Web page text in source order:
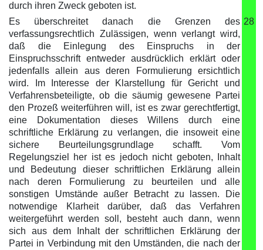
durch ihren Zweck geboten ist.
Es überschreitet danach die Grenzen des
verfassungsrechtlich Zulässigen, wenn verlangt wird,
daß die Einlegung des Einspruchs in der
Einspruchsschrift entweder ausdrücklich erklärt oder
jedenfalls allein aus deren Formulierung ersichtlich
wird. Im Interesse der Klarstellung für Gericht und
Verfahrensbeteiligte, ob die säumig gewesene Partei
den Prozeß weiterführen will, ist es zwar gerechtfertigt,
eine Dokumentation dieses Willens durch eine
schriftliche Erklärung zu verlangen, die insoweit eine
sichere Beurteilungsgrundlage schafft. Vom
Regelungsziel her ist es jedoch nicht geboten, Inhalt
und Bedeutung dieser schriftlichen Erklärung allein
nach deren Formulierung zu beurteilen und alle
sonstigen Umstände außer Betracht zu lassen. Die
notwendige Klarheit darüber, daß das Verfahren
weitergeführt werden soll, besteht auch dann, wenn
sich aus dem Inhalt der schriftlichen Erklärung der
Partei in Verbindung mit den Umständen, die nach der
28